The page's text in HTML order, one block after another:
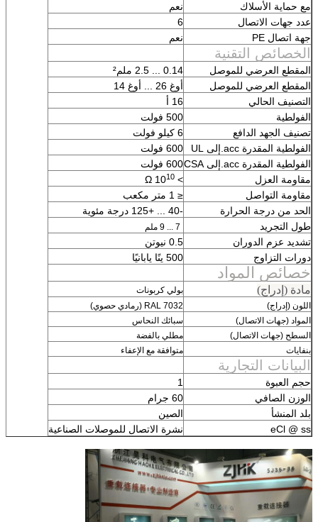
مع حماية الأسلاك
نعم
عدد جهات الاتصال
6
جهة اتصال PE
نعم
الخصائص التقنية
المقطع العرضي للموصل
0.14 ... 2.5 ملم²
المقطع العرضي للموصل
أوغ 26 ... أوغ 14
التصنيف الحالي
16 أ
الفولطية
500 فولت
تصنيف الجهد الدافع
6 كيلو فولت
الفولطية المقدرة acc.إلى UL
600 فولت
الفولطية المقدرة acc.إلى CSA
600 فولت
مقاومة العزل
> 10
10
مقاومة التواصل
≤ 1 متر مكعب
الحد من درجة الحرارة
-40 ... +125 درجة مئوية
طول التجريد
7 ... 9 ملم
تشديد عزم الدوران
0.5 نيوتن
دورات التزاوج
500 ينًا يابانيًا
خصائص المواد
مادة (إدراج)
بولي كربونات
اللون (إدراج)
RAL 7032 (رمادي حصوي)
المواد (جهات الاتصال)
سبائك النحاس
السطح (جهات الاتصال)
مطلي بالفضة
بنفايات
متوافقة مع الإعفاء
البيانات التجارية
حجم العبوة
1
الوزن الصافي
60 جرام
بلد المنشأ
الصين
eCl @ ss
نشرة الاتصال للموصلات الصناعية